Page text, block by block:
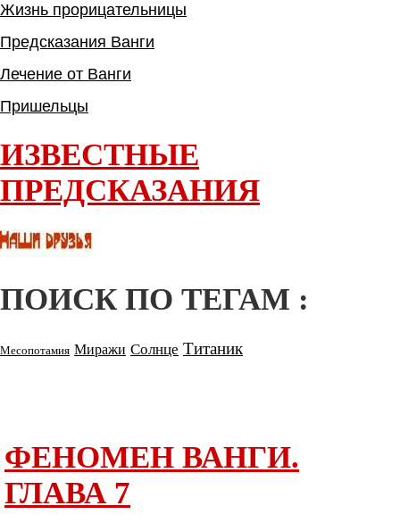
Жизнь прорицательницы
Предсказания Ванги
Лечение от Ванги
Пришельцы
ИЗВЕСТНЫЕ
ПРЕДСКАЗАНИЯ
ПОИСК ПО ТЕГАМ :
Месопотамия Миражи Солнце Титаник
ФЕНОМЕН ВАНГИ.
ГЛАВА 7